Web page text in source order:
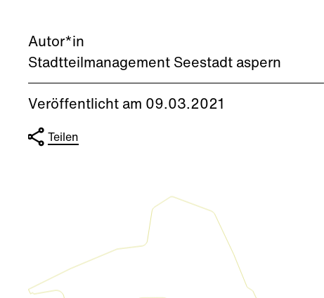
Autor*in
Stadtteilmanagement Seestadt aspern
Veröffentlicht am 09.03.2021
Teilen